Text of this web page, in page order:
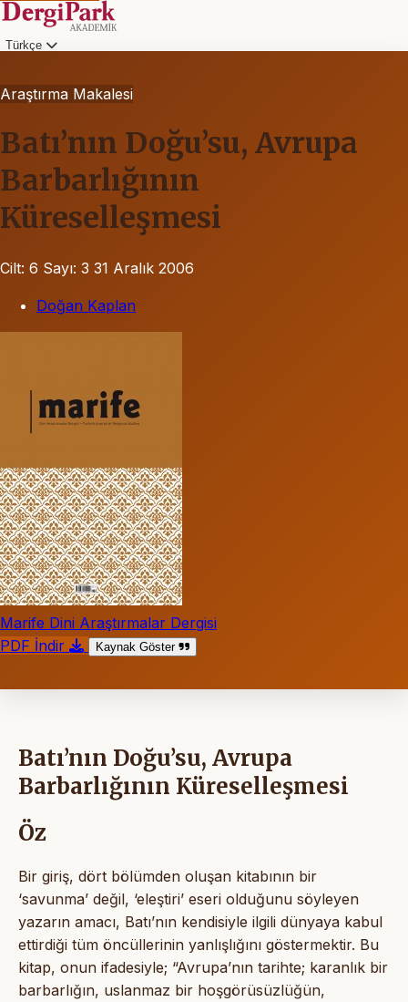
Türkçe
Araştırma Makalesi
Batı’nın Doğu’su, Avrupa
Barbarlığının
Küreselleşmesi
Cilt: 6 Sayı: 3 31 Aralık 2006
Doğan Kaplan
Marife Dini Araştırmalar Dergisi
PDF İndir
Kaynak Göster
Batı’nın Doğu’su, Avrupa
Barbarlığının Küreselleşmesi
Öz
Bir giriş, dört bölümden oluşan kitabının bir
‘savunma’ değil, ‘eleştiri’ eseri olduğunu söyleyen
yazarın amacı, Batı’nın kendisiyle ilgili dünyaya kabul
ettirdiği tüm öncüllerinin yanlışlığını göstermektir. Bu
kitap, onun ifadesiyle; “Avrupa’nın tarihte; karanlık bir
barbarlığın, uslanmaz bir hoşgörüsüzlüğün,